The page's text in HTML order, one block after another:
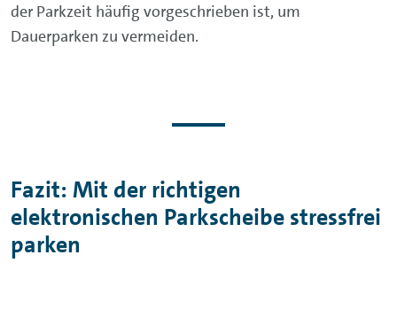
der Parkzeit häufig vorgeschrieben ist, um
Dauerparken zu vermeiden.
Fazit: Mit der richtigen
elektronischen Parkscheibe stressfrei
parken